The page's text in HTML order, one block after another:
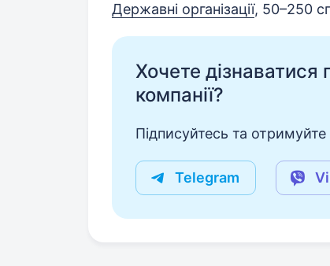
Державні організації, 50–250
Хочете дізнаватися
компанії?
Підписуйтесь та отримуйте
Telegram